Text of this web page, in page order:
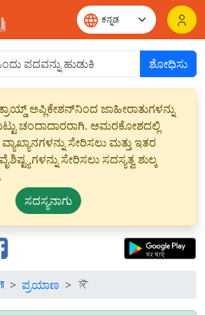
ಶೋಧಿಸು
ಅಪ್ಲಿಕೇಶನ್‌ನಿಂದ ಜಾಹೀರಾತುಗಳನ್ನು
ಚಂದಾದಾರರಾಗಿ. ಅಮರಕೋಶದಲ್ಲಿ
ಸೇರಿಸಲು ಮತ್ತು ಇತರ
ಸೇರಿಸಲು ಸದಸ್ಯತ್ವ ಶುಲ್ಕ
ಸದಸ್ಯನಾಗು
ಪ್ರಯಾಣ ঈ